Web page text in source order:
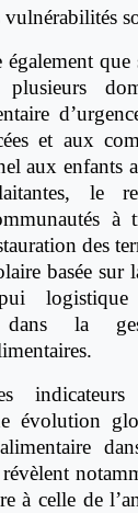
vulnérabilités
que
et aux
aux enfants
le
à
des
basée sur
dans la
évolution
à celle de